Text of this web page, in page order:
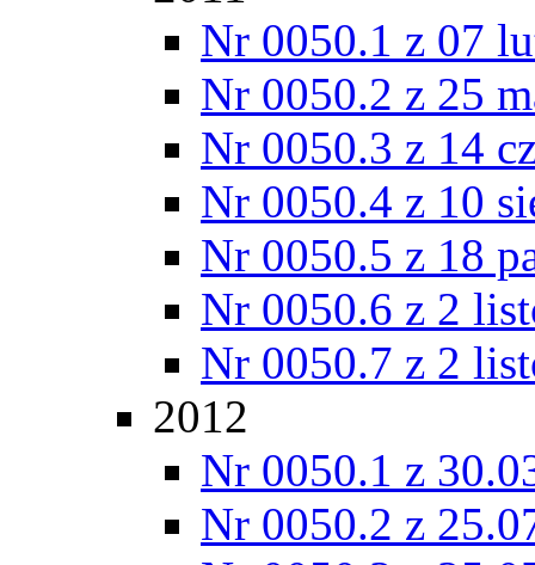
Nr 0050.1 z 07
Nr 0050.2 z 25
Nr 0050.3 z 14
Nr 0050.4 z 10
Nr 0050.5 z 18
Nr 0050.6 z 2
Nr 0050.7 z 2
2012
Nr 0050.1 z
Nr 0050.2 z